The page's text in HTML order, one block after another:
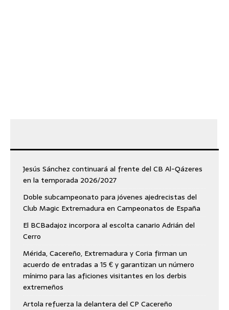
Jesús Sánchez continuará al frente del CB Al-Qázeres
en la temporada 2026/2027
Doble subcampeonato para jóvenes ajedrecistas del
Club Magic Extremadura en Campeonatos de España
El BCBadajoz incorpora al escolta canario Adrián del
Cerro
Mérida, Cacereño, Extremadura y Coria firman un
acuerdo de entradas a 15 € y garantizan un número
mínimo para las aficiones visitantes en los derbis
extremeños
Artola refuerza la delantera del CP Cacereño